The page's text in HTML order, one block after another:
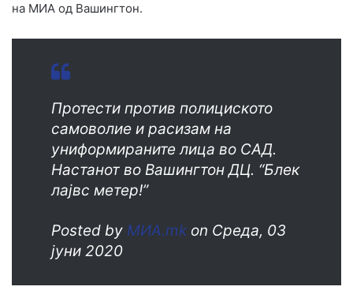
на МИА од Вашингтон.
Протести против полициското
самоволие и расизам на
униформираните лица во САД.
Настанот во Вашингтон ДЦ. “Блек
лајвс метер!”
Posted by MИА.mk on Среда, 03
јуни 2020